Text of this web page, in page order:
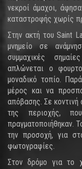
νεκροί άμαχοι,
καταστροφής χωρίς
Στην ακτή του Saint
μνημείο σε
συμμαχικές
απλώνεται ο
μοναδικό τοπίο.
μέρος και να
απόβασης. Σε
της περιοχής,
πραγματοποιήθηκαν.
την προσοχή, για
φωτογραφίες.
Στον δρόμο για το